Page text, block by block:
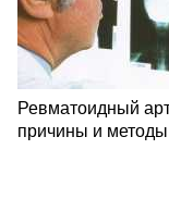
Ревматоидный
причины и